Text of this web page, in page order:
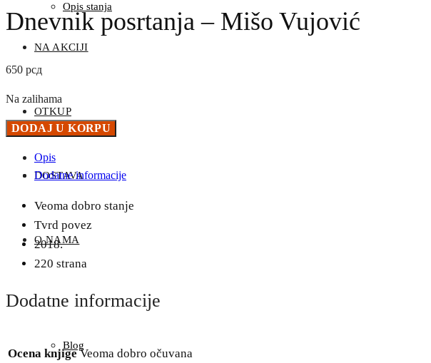
Opis stanja
NA AKCIJI
OTKUP
DOSTAVA
O NAMA
Blog
Dnevnik posrtanja – Mišo Vujović
650 рсд
Na zalihama
Dnevnik
Mišo
Vujović
DODAJ U KORPU
Opis
Dodatne informacije
Veoma dobro stanje
Tvrd povez
2018.
220 strana
Dodatne informacije
Ocena knjige Veoma dobro očuvana